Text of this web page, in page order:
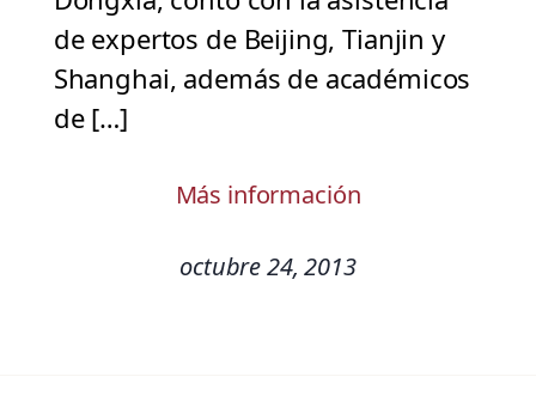
de expertos de Beijing, Tianjin y
Shanghai, además de académicos
de […]
Más información
octubre 24, 2013